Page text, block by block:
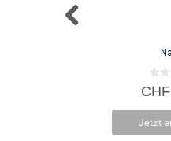
0
v
5
CHF
Jetzt